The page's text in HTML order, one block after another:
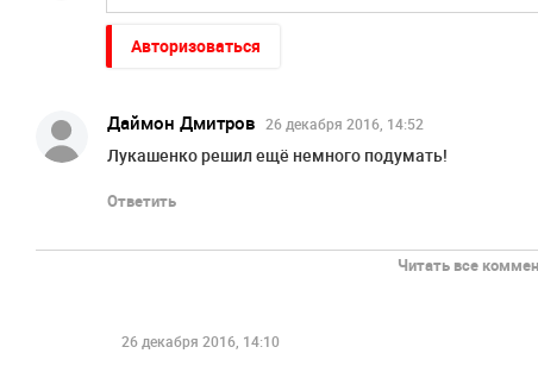
Авторизоваться
Даймон Дмитров 26 декабря 2016, 14:52
Лукашенко решил ещё немного подумать!
Ответить
Читать все
26 декабря 2016, 14:10